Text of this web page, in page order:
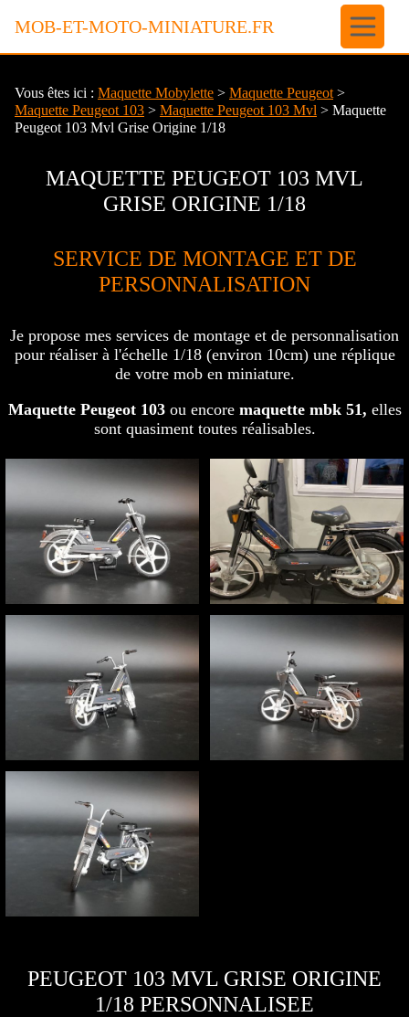
MOB-ET-MOTO-MINIATURE.FR
Vous êtes ici : Maquette Mobylette > Maquette Peugeot >
Maquette Peugeot 103 > Maquette Peugeot 103 Mvl > Maquette
Peugeot 103 Mvl Grise Origine 1/18
MAQUETTE PEUGEOT 103 MVL
GRISE ORIGINE 1/18
SERVICE DE MONTAGE ET DE
PERSONNALISATION
Je propose mes services de montage et de personnalisation
pour réaliser à l'échelle 1/18 (environ 10cm) une réplique
de votre mob en miniature.
Maquette Peugeot 103 ou encore maquette mbk 51, elles
sont quasiment toutes réalisables.
PEUGEOT 103 MVL GRISE ORIGINE
1/18 PERSONNALISEE